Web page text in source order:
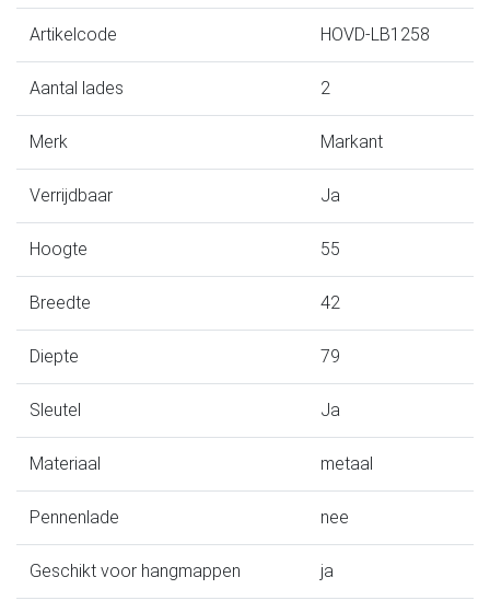
Artikelcode HOVD-LB1258
Aantal lades 2
Merk Markant
Verrijdbaar Ja
Hoogte 55
Breedte 42
Diepte 79
Sleutel Ja
Materiaal metaal
Pennenlade nee
Geschikt voor hangmappen ja